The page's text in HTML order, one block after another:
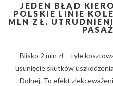
JEDEN BŁĄD
POLSKIE LINIE
MLN ZŁ.
Blisko 2 mln zł – tyle
usunięcie skutków
Dolnej. To efekt